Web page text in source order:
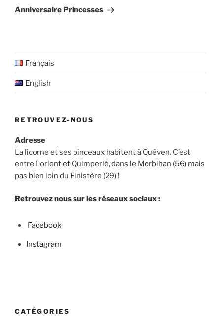
suivant
Anniversaire Princesses
Français
English
RETROUVEZ-NOUS
Adresse
La licorne et ses pinceaux habitent à Quéven. C’est
entre Lorient et Quimperlé, dans le Morbihan (56) mais
pas bien loin du Finistère (29) !
Retrouvez nous sur les réseaux sociaux :
Facebook
Instagram
CATÉGORIES